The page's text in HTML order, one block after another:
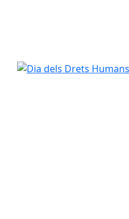
Dia dels Drets Humans